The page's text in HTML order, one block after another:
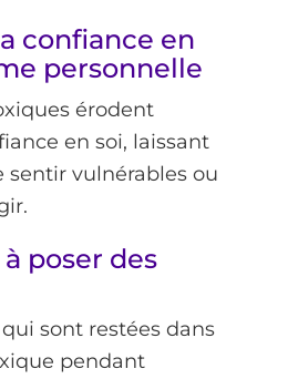
confiance en
personnelle
érodent
en soi, laissant
sentir vulnérables ou
poser des
sont restées dans
pendant